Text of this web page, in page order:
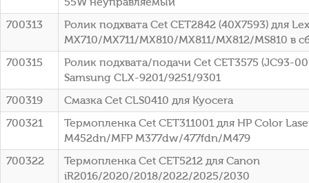
700313
Ролик подхвата Cet CET2842 (40X7593) для
MX710/MX711/MX810/MX811/MX812/MS810 в
700315
Ролик подхвата/подачи Cet CET3575 (JC93-
Samsung CLX-9201/9251/9301
700319
Смазка Cet CLS0410 для Kyocera
700321
Термопленка Cet CET311001 для HP Color
M452dn/MFP M377dw/477fdn/M479
700322
Термопленка Cet CET5212 для Canon
iR2016/2020/2018/2022/2025/2030